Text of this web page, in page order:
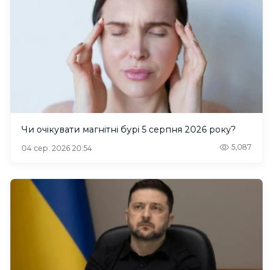
Чи очікувати магнітні бурі 5 серпня 2026 року?
04 сер. 2026 20:54 5,087